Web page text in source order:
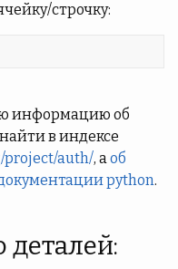
строчку:
информацию об
в индексе
project/auth/, аоб
python.
деталей: